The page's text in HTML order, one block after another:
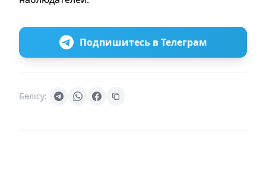
Подпишитесь в Телеграм
Бөлісу: